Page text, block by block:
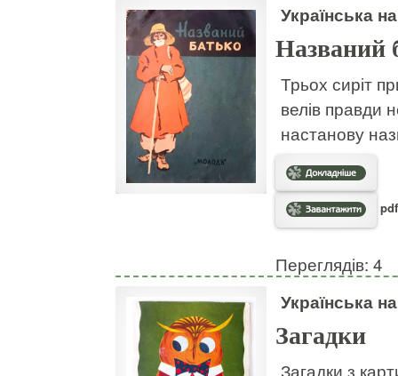
Українська
Названий
Трьох сиріт
велів правди
настанову
Переглядів: 4
Українська
Загадки
Загадки з